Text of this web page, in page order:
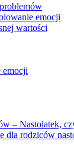
emocji
wartości
emocji
– Nastolatek,
dla rodziców